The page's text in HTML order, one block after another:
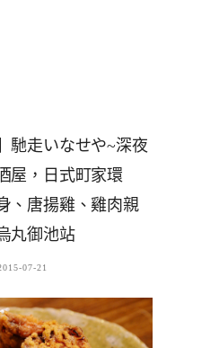
馳走いなせや~深夜
屋，日式町家環
、唐揚雞、雞肉親
丸御池站
07-21